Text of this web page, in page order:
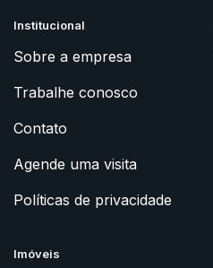
Institucional
Sobre a empresa
Trabalhe conosco
Contato
Agende uma visita
Políticas de privacidade
Imóveis